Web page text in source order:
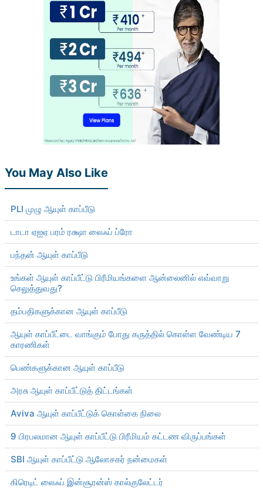
You May Also Like
PLI முழு ஆயுள் காப்பீடு
டாடா ஏஐஏ பரம் ரக்ஷா லைஃப் ப்ரோ
பந்தன் ஆயுள் காப்பீடு
உங்கள் ஆயுள் காப்பீட்டு பிரீமியங்களை ஆன்லைனில் எவ்வாறு
செலுத்துவது?
தம்பதிகளுக்கான ஆயுள் காப்பீடு
ஆயுள் காப்பீட்டை வாங்கும் போது கருத்தில் கொள்ள வேண்டிய 7
காரணிகள்
பெண்களுக்கான ஆயுள் காப்பீடு
அரசு ஆயுள் காப்பீட்டுத் திட்டங்கள்
Aviva ஆயுள் காப்பீட்டுக் கொள்கை நிலை
9 பிரபலமான ஆயுள் காப்பீட்டு பிரீமியம் கட்டண விருப்பங்கள்
SBI ஆயுள் காப்பீட்டு ஆலோசகர் நன்மைகள்
கிரெடிட் லைஃப் இன்சூரன்ஸ் கால்குலேட்டர்